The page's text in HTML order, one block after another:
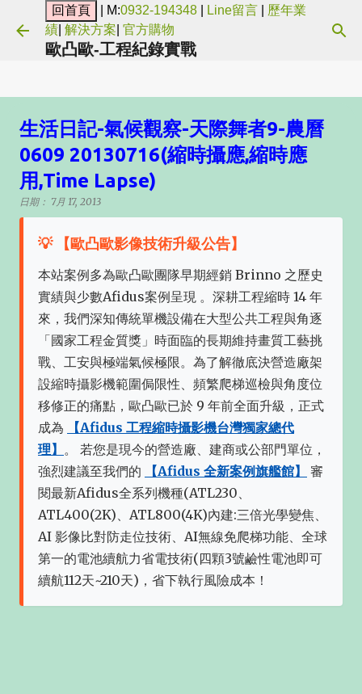
跳到主要內容
| M:0932-194348 Line留言
歷年業
績 解決方案 官方購物
歐凸歐-工程紀錄實戰
生活日記-氣候觀察-天際舞者9-農曆
0609 20130716(縮時攝應,縮時應
用,Time Lapse)
日期： 7月 17, 2013
💡 【歐凸歐影像技術升級公告】
本站案例多為歐凸歐團隊早期經銷 Brinno 之歷史
實績與少數Afidus案例呈現 。深耕工程縮時 14 年
來，我們深知傳統單機設備在大型公共工程與角逐
「國家工程金質獎」時面臨的長期維持畫質工藝挑
戰、工安與極端氣候極限。為了解徹底決營造廠架
設縮時攝影機範圍侷限性、頻繁爬梯巡檢與角度位
移修正的痛點，歐凸歐已於 9 年前全面升級，正式
成為
【Afidus 工程縮時攝影機台灣獨家總代
理】 。 若您是現今的營造廠、建商或公部門單位，
強烈建議至我們的
【Afidus 全新案例旗艦館】
審
閱最新Afidus全系列機種(ATL230、
ATL400(2K)、ATL800(4K)內建:三倍光學變焦、
AI 影像比對防走位技術、AI無線免爬梯功能、全球
第一的電池續航力省電技術(四顆3號鹼性電池即可
續航112天~210天)，省下執行風險成本！